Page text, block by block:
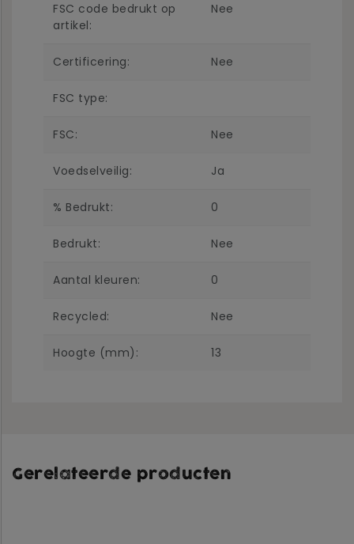
FSC code bedrukt op
artikel:
Nee
Certificering: Nee
FSC type:
FSC: Nee
Voedselveilig: Ja
% Bedrukt: 0
Bedrukt: Nee
Aantal kleuren: 0
Recycled: Nee
Hoogte (mm): 13
Gerelateerde producten